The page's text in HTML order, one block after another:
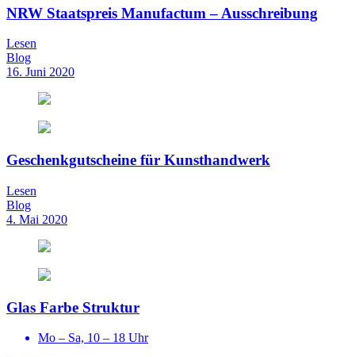
NRW Staatspreis Manufactum – Ausschreibung
Lesen
Blog
16. Juni 2020
Geschenkgutscheine für Kunsthandwerk
Lesen
Blog
4. Mai 2020
Glas Farbe Struktur
Mo – Sa, 10 – 18 Uhr